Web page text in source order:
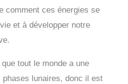
comment ces énergies se
et à développer notre
tout le monde a une
lunaires, donc il est